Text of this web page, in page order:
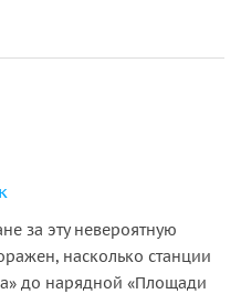
за эту невероятную
насколько станции
до нарядной «Площади